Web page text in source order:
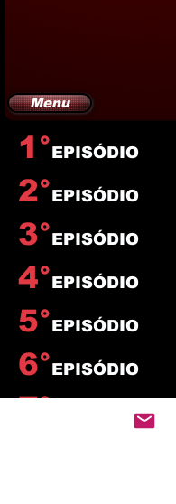
Menu
1° EPISÓDIO
2° EPISÓDIO
3° EPISÓDIO
4° EPISÓDIO
7° EPISÓDIO
6° EPISÓDIO
5° EPISÓDIO